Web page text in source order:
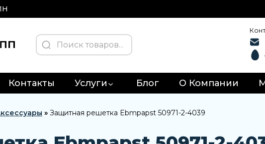
Контакты Услуги Блог О Компании
» Защитная решетка Ebmpapst 50971-2-4039